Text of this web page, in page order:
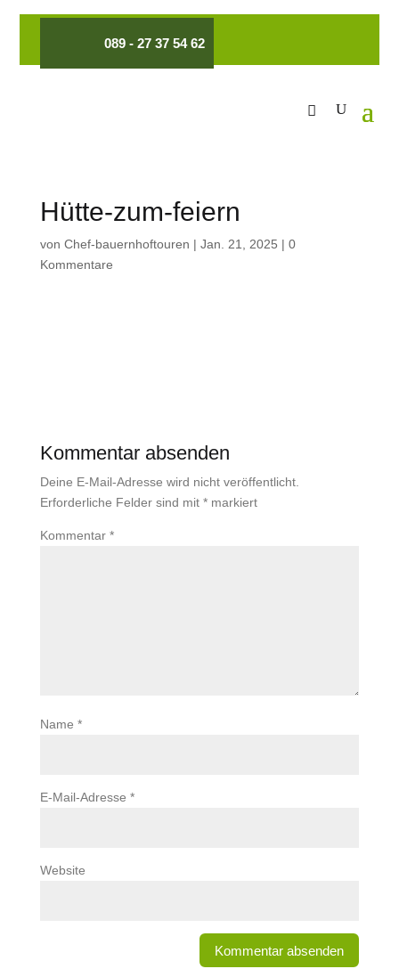
089 - 27 37 54 62
Hütte-zum-feiern
von Chef-bauernhoftouren | Jan. 21, 2025 | 0
Kommentare
Kommentar absenden
Deine E-Mail-Adresse wird nicht veröffentlicht.
Erforderliche Felder sind mit *markiert
Kommentar *
Name *
E-Mail-Adresse *
Website